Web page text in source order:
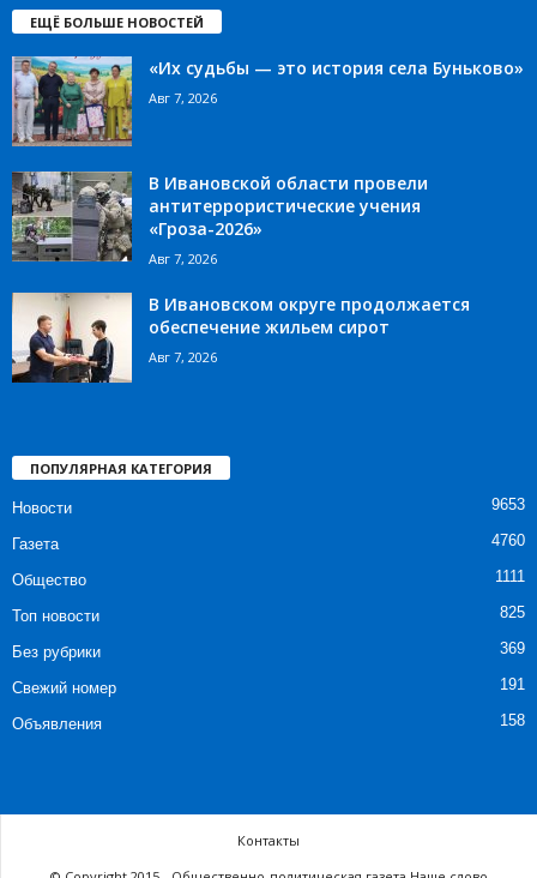
ЕЩЁ БОЛЬШЕ НОВОСТЕЙ
«Их судьбы — это история села Буньково»
Авг 7, 2026
В Ивановской области провели
антитеррористические учения
«Гроза-2026»
Авг 7, 2026
В Ивановском округе продолжается
обеспечение жильем сирот
Авг 7, 2026
ПОПУЛЯРНАЯ КАТЕГОРИЯ
Новости 9653
Газета 4760
Общество 1111
Топ новости 825
Без рубрики 369
Свежий номер 191
Объявления 158
Контакты